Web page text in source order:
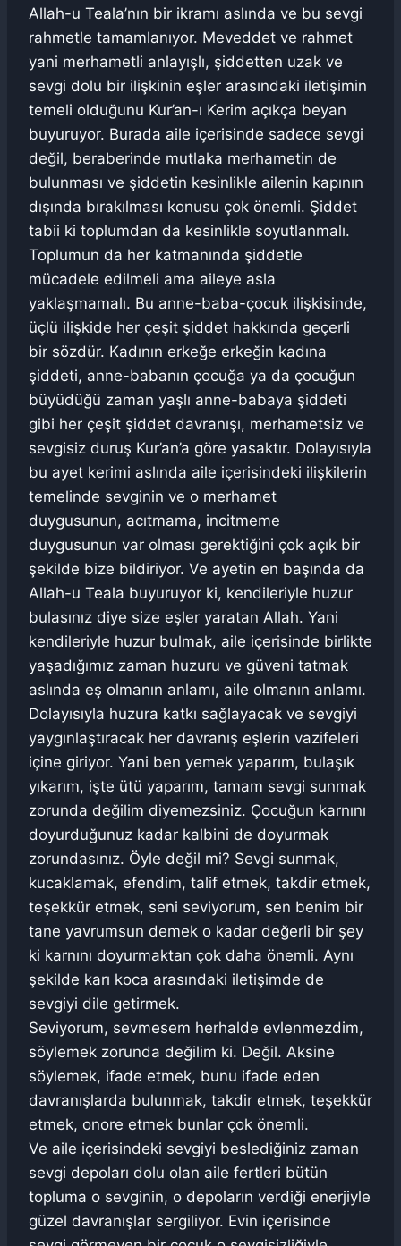
Allah-u Teala’nın bir ikramı aslında ve bu sevgi
rahmetle tamamlanıyor. Meveddet ve rahmet
yani merhametli anlayışlı, şiddetten uzak ve
sevgi dolu bir ilişkinin eşler arasındaki iletişimin
temeli olduğunu Kur’an-ı Kerim açıkça beyan
buyuruyor. Burada aile içerisinde sadece sevgi
değil, beraberinde mutlaka merhametin de
bulunması ve şiddetin kesinlikle ailenin kapının
dışında bırakılması konusu çok önemli. Şiddet
tabii ki toplumdan da kesinlikle soyutlanmalı.
Toplumun da her katmanında şiddetle
mücadele edilmeli ama aileye asla
yaklaşmamalı. Bu anne-baba-çocuk ilişkisinde,
üçlü ilişkide her çeşit şiddet hakkında geçerli
bir sözdür. Kadının erkeğe erkeğin kadına
şiddeti, anne-babanın çocuğa ya da çocuğun
büyüdüğü zaman yaşlı anne-babaya şiddeti
gibi her çeşit şiddet davranışı, merhametsiz ve
sevgisiz duruş Kur’an’a göre yasaktır. Dolayısıyla
bu ayet kerimi aslında aile içerisindeki ilişkilerin
temelinde sevginin ve o merhamet
duygusunun, acıtmama, incitmeme
duygusunun var olması gerektiğini çok açık bir
şekilde bize bildiriyor. Ve ayetin en başında da
Allah-u Teala buyuruyor ki, kendileriyle huzur
bulasınız diye size eşler yaratan Allah. Yani
kendileriyle huzur bulmak, aile içerisinde birlikte
yaşadığımız zaman huzuru ve güveni tatmak
aslında eş olmanın anlamı, aile olmanın anlamı.
Dolayısıyla huzura katkı sağlayacak ve sevgiyi
yaygınlaştıracak her davranış eşlerin vazifeleri
içine giriyor. Yani ben yemek yaparım, bulaşık
yıkarım, işte ütü yaparım, tamam sevgi sunmak
zorunda değilim diyemezsiniz. Çocuğun karnını
doyurduğunuz kadar kalbini de doyurmak
zorundasınız. Öyle değil mi? Sevgi sunmak,
kucaklamak, efendim, talif etmek, takdir etmek,
teşekkür etmek, seni seviyorum, sen benim bir
tane yavrumsun demek o kadar değerli bir şey
ki karnını doyurmaktan çok daha önemli. Aynı
şekilde karı koca arasındaki iletişimde de
sevgiyi dile getirmek.
Seviyorum, sevmesem herhalde evlenmezdim,
söylemek zorunda değilim ki. Değil. Aksine
söylemek, ifade etmek, bunu ifade eden
davranışlarda bulunmak, takdir etmek, teşekkür
etmek, onore etmek bunlar çok önemli.
Ve aile içerisindeki sevgiyi beslediğiniz zaman
sevgi depoları dolu olan aile fertleri bütün
topluma o sevginin, o depoların verdiği enerjiyle
güzel davranışlar sergiliyor. Evin içerisinde